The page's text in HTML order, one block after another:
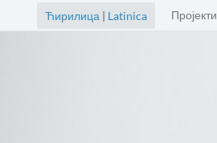
Пројекти
Ћирилица | Latinica